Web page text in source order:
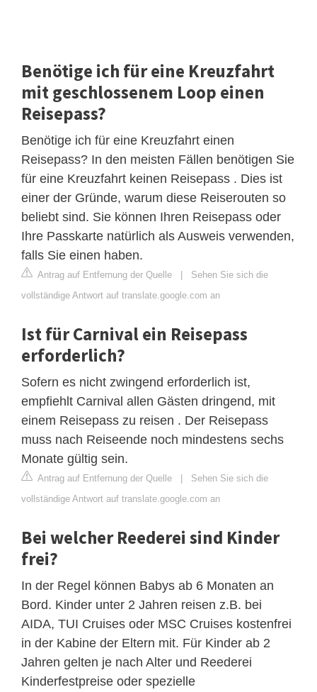
Benötige ich für eine Kreuzfahrt
mit geschlossenem Loop einen
Reisepass?
Benötige ich für eine Kreuzfahrt einen
Reisepass? In den meisten Fällen benötigen Sie
für eine Kreuzfahrt keinen Reisepass . Dies ist
einer der Gründe, warum diese Reiserouten so
beliebt sind. Sie können Ihren Reisepass oder
Ihre Passkarte natürlich als Ausweis verwenden,
falls Sie einen haben.
Antrag auf Entfernung der Quelle | Sehen Sie sich die
vollständige Antwort auf translate.google.com an
Ist für Carnival ein Reisepass
erforderlich?
Sofern es nicht zwingend erforderlich ist,
empfiehlt Carnival allen Gästen dringend, mit
einem Reisepass zu reisen . Der Reisepass
muss nach Reiseende noch mindestens sechs
Monate gültig sein.
Antrag auf Entfernung der Quelle | Sehen Sie sich die
vollständige Antwort auf translate.google.com an
Bei welcher Reederei sind Kinder
frei?
In der Regel können Babys ab 6 Monaten an
Bord. Kinder unter 2 Jahren reisen z.B. bei
AIDA, TUI Cruises oder MSC Cruises kostenfrei
in der Kabine der Eltern mit. Für Kinder ab 2
Jahren gelten je nach Alter und Reederei
Kinderfestpreise oder spezielle